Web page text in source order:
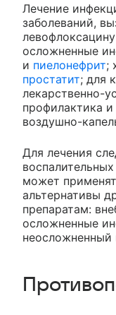
Лечение
заболеваний,
осложненные
и пиелонефрит;
простатит; для
лекарственно-
профилактика
воздушно-
Для лечения
может
альтернативы
препаратам:
осложненные
неосложненный